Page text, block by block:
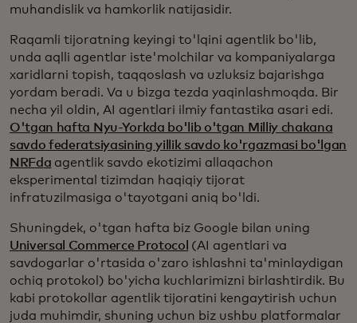
muhandislik va hamkorlik natijasidir.
Raqamli tijoratning keyingi to'lqini agentlik bo'lib,
unda aqlli agentlar iste'molchilar va kompaniyalarga
xaridlarni topish, taqqoslash va uzluksiz bajarishga
yordam beradi. Va u bizga tezda yaqinlashmoqda. Bir
necha yil oldin, AI agentlari ilmiy fantastika asari edi.
O'tgan hafta Nyu-Yorkda bo'lib o'tgan Milliy chakana
savdo federatsiyasining yillik savdo ko'rgazmasi bo'lgan
NRFda agentlik savdo ekotizimi allaqachon
eksperimental tizimdan haqiqiy tijorat
infratuzilmasiga o'tayotgani aniq bo'ldi.
Shuningdek, o'tgan hafta biz Google bilan uning
Universal Commerce Protocol (AI agentlari va
savdogarlar o'rtasida o'zaro ishlashni ta'minlaydigan
ochiq protokol) bo'yicha kuchlarimizni birlashtirdik. Bu
kabi protokollar agentlik tijoratini kengaytirish uchun
juda muhimdir, shuning uchun biz ushbu platformalar